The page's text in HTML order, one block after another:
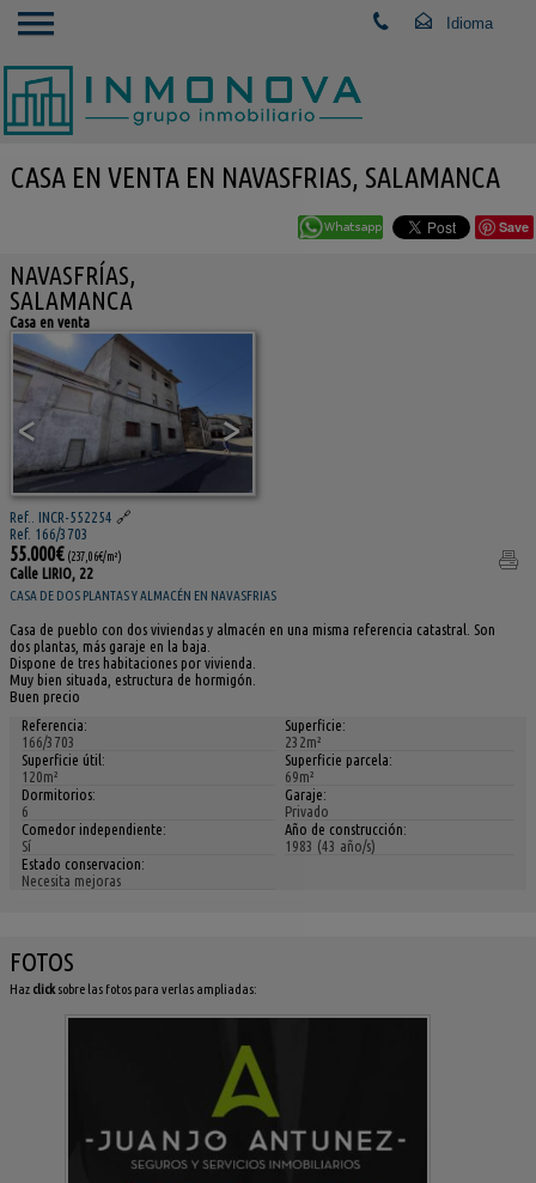
CASA EN VENTA EN NAVASFRIAS, SALAMANCA
Save
NAVASFRÍAS,
SALAMANCA
Casa en venta
< >
Ref.. INCR-552254 🔗
Ref. 166/3703
55.000€ (237,06€/m²)
Calle LIRIO, 22
CASA DE DOS PLANTAS Y ALMACÉN EN NAVASFRIAS
Casa de pueblo con dos viviendas y almacén en una misma referencia catastral. Son
dos plantas, más garaje en la baja.
Dispone de tres habitaciones por vivienda.
Muy bien situada, estructura de hormigón.
Buen precio
Referencia:
166/3703
Superficie:
232m²
Superficie útil:
120m²
Superficie parcela:
69m²
Dormitorios:
6
Garaje:
Privado
Comedor independiente:
Sí
Año de construcción:
1983 (43 año/s)
Estado conservacion:
Necesita mejoras
FOTOS
Haz click sobre las fotos para verlas ampliadas: